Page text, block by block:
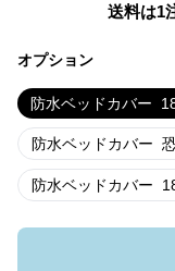
送料は1
オプション
防水ベッドカバー
防水ベッドカバー
防水ベッドカバー